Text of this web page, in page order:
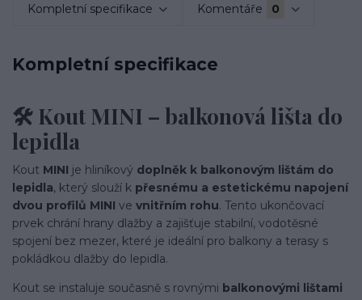
Kompletní specifikace Komentáře 0
Kompletní specifikace
🛠️ Kout MINI – balkonová lišta do
lepidla
Kout MINI je hliníkový doplněk k balkonovým lištám do
lepidla, který slouží k přesnému a estetickému napojení
dvou profilů MINI ve vnitřním rohu. Tento ukončovací
prvek chrání hrany dlažby a zajišťuje stabilní, vodotěsné
spojení bez mezer, které je ideální pro balkony a terasy s
pokládkou dlažby do lepidla.
Kout se instaluje současně s rovnými balkonovými lištami